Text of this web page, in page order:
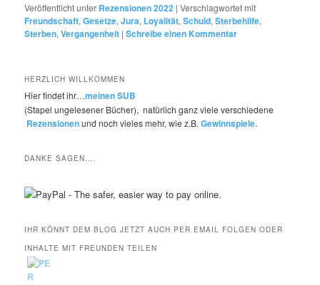
Veröffentlicht unter Rezensionen 2022 |Verschlagwortet mit
Freundschaft,Gesetze,Jura, Loyalität,Schuld,Sterbehilfe,
Sterben,Vergangenheit |Schreibe einen Kommentar
HERZLICH WILLKOMMEN
Hier findet ihr…meinen SUB
(Stapel ungelesener Bücher), natürlich ganz viele verschiedene
Rezensionenund noch vieles mehr, wie z.B.Gewinnspiele.
DANKE SAGEN….
IHR KÖNNT DEM BLOG JETZT AUCH PER EMAIL FOLGEN ODER
INHALTE MIT FREUNDEN TEILEN